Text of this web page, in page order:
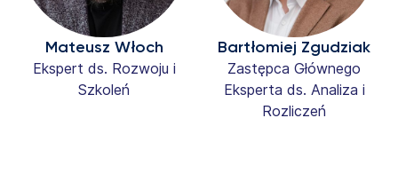
Mateusz Włoch
Ekspert ds. Rozwoju i
Szkoleń
Bartłomiej Zgudziak
Zastępca Głównego
Eksperta ds. Analiza i
Rozliczeń